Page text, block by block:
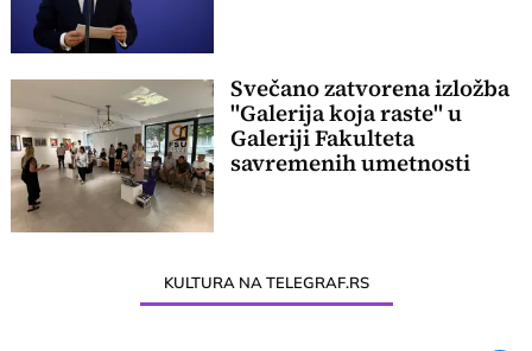
Svečano zatvorena izložba
"Galerija koja raste" u
Galeriji Fakulteta
savremenih umetnosti
KULTURA NA TELEGRAF.RS